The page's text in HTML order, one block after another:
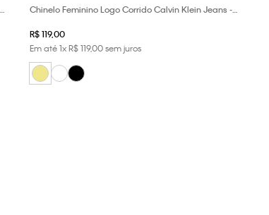
Chinelo Feminino Logo Corrido Calvin Klein Jeans -
R$ 119,00
Em até1xR$ 119,00sem juros